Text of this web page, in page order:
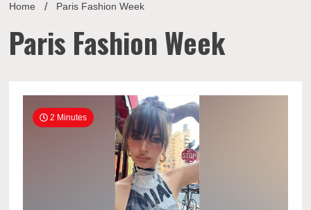
Home Paris Fashion Week
Paris Fashion Week
2 Minutes